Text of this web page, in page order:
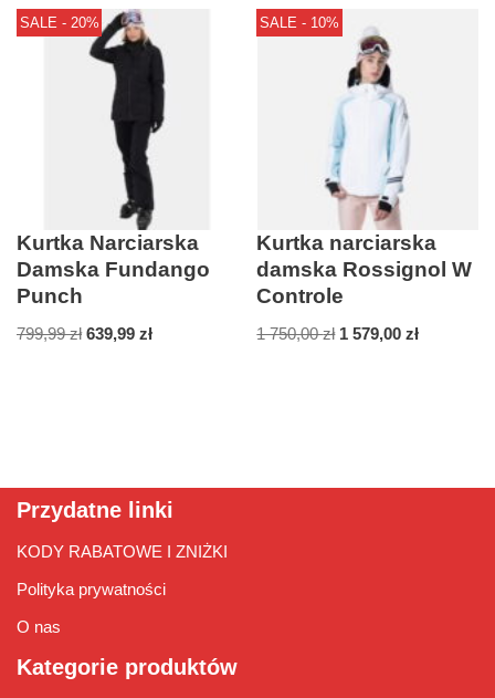
SALE - 20%
Kurtka Narciarska
Damska Fundango
Punch
799,99zł 639,99 zł
SALE - 10%
Kurtka narciarska
damska Rossignol W
Controle
1 750,00zł 1 579,00zł
Przydatne linki
KODY RABATOWE I ZNIŻKI
Polityka prywatności
O nas
Kategorie produktów